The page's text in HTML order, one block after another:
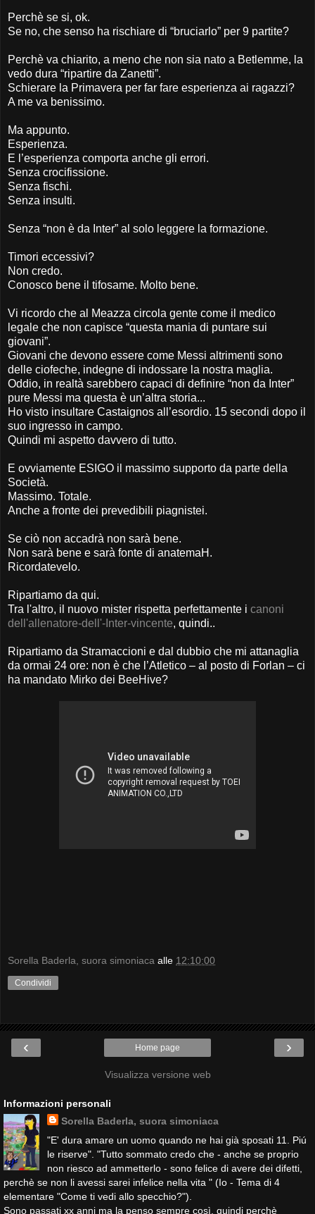
Perchè se si, ok.
Se no, che senso ha rischiare di “bruciarlo” per 9 partite?
Perchè va chiarito, a meno che non sia nato a Betlemme, la
vedo dura “ripartire da Zanetti”.
Schierare la Primavera per far fare esperienza ai ragazzi?
A me va benissimo.
Ma appunto.
Esperienza.
E l’esperienza comporta anche gli errori.
Senza crocifissione.
Senza fischi.
Senza insulti.
Senza “non è da Inter” al solo leggere la formazione.
Timori eccessivi?
Non credo.
Conosco bene il tifosame. Molto bene.
Vi ricordo che al Meazza circola gente come il medico
legale che non capisce “questa mania di puntare sui
giovani”.
Giovani che devono essere come Messi altrimenti sono
delle ciofeche, indegne di indossare la nostra maglia.
Oddio, in realtà sarebbero capaci di definire “non da Inter”
pure Messi ma questa è un’altra storia...
Ho visto insultare Castaignos all’esordio. 15 secondi dopo il
suo ingresso in campo.
Quindi mi aspetto davvero di tutto.
E ovviamente ESIGO il massimo supporto da parte della
Società.
Massimo. Totale.
Anche a fronte dei prevedibili piagnistei.
Se ciò non accadrà non sarà bene.
Non sarà bene e sarà fonte di anatemaH.
Ricordatevelo.
Ripartiamo da qui.
Tra l'altro, il nuovo mister rispetta perfettamente i canoni
dell'allenatore-dell'-Inter-vincente, quindi..
Ripartiamo da Stramaccioni e dal dubbio che mi attanaglia
da ormai 24 ore: non è che l’Atletico – al posto di Forlan – ci
ha mandato Mirko dei BeeHive?
Sorella Baderla, suora simoniaca alle 12:10:00
Condividi
‹ ›
Home page
Visualizza versione web
Informazioni personali
Sorella Baderla, suora simoniaca
"E' dura amare un uomo quando ne hai già sposati 11. Piú
le riserve". "Tutto sommato credo che - anche se proprio
non riesco ad ammetterlo - sono felice di avere dei difetti,
perchè se non li avessi sarei infelice nella vita " (Io - Tema di 4
elementare "Come ti vedi allo specchio?").
Sono passati xx anni ma la penso sempre così, quindi perchè